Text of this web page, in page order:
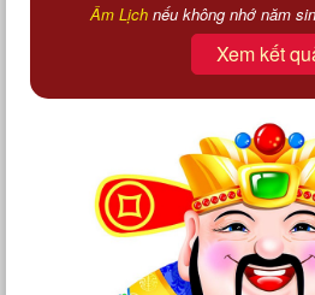
Âm Lịchnếu không nhớ năm
Xem kết